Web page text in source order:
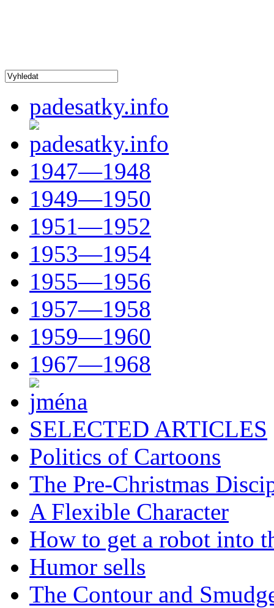
padesatky.info
1947—1948
1949—1950
1951—1952
1953—1954
1955—1956
1957—1958
1959—1960
1967—1968
SELECTED ARTICLES
Politics of Cartoons
The Pre-Christmas
A Flexible Character
How to get a robot into
Humor sells
The Contour and